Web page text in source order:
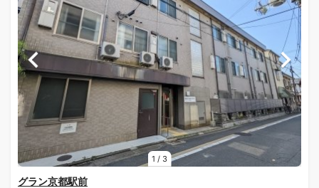
1 / 3
グラン京都駅前